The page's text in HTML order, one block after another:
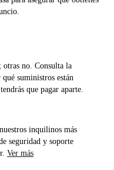
otras no. Consulta la
suministros están
que pagar aparte.
inquilinos más
seguridad y soporte
Ver más